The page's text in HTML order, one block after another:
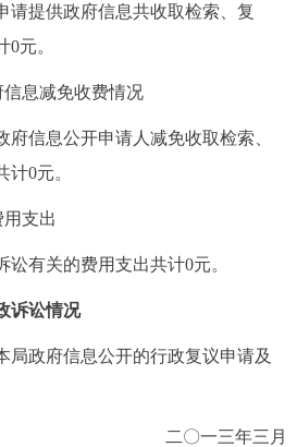
提供政府信息共收取检索、复
元。
息减免收费情况
信息公开申请人减免收取检索、
0元。
支出
有关的费用支出共计0元。
诉讼情况
政府信息公开的行政复议申请及
二〇一三年三月